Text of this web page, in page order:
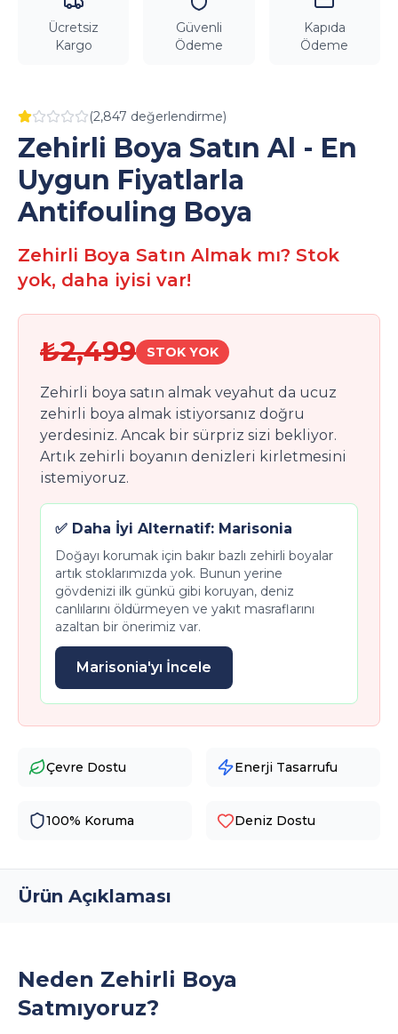
Ücretsiz
Kargo
Güvenli
Ödeme
Kapıda
Ödeme
(2,847 değerlendirme)
Zehirli Boya Satın Al - En
Uygun Fiyatlarla
Antifouling Boya
Zehirli Boya Satın Almak mı? Stok
yok, daha iyisi var!
₺2,499 STOK YOK
Zehirli boya satın almak veyahut da ucuz
zehirli boya almak istiyorsanız doğru
yerdesiniz. Ancak bir sürpriz sizi bekliyor.
Artık zehirli boyanın denizleri kirletmesini
istemiyoruz.
✅ Daha İyi Alternatif: Marisonia
Doğayı korumak için bakır bazlı zehirli boyalar
artık stoklarımızda yok. Bunun yerine
gövdenizi ilk günkü gibi koruyan, deniz
canlılarını öldürmeyen ve yakıt masraflarını
azaltan bir önerimiz var.
Marisonia'yı İncele
Çevre Dostu Enerji Tasarrufu
100% Koruma Deniz Dostu
Ürün Açıklaması
Neden Zehirli Boya
Satmıyoruz?